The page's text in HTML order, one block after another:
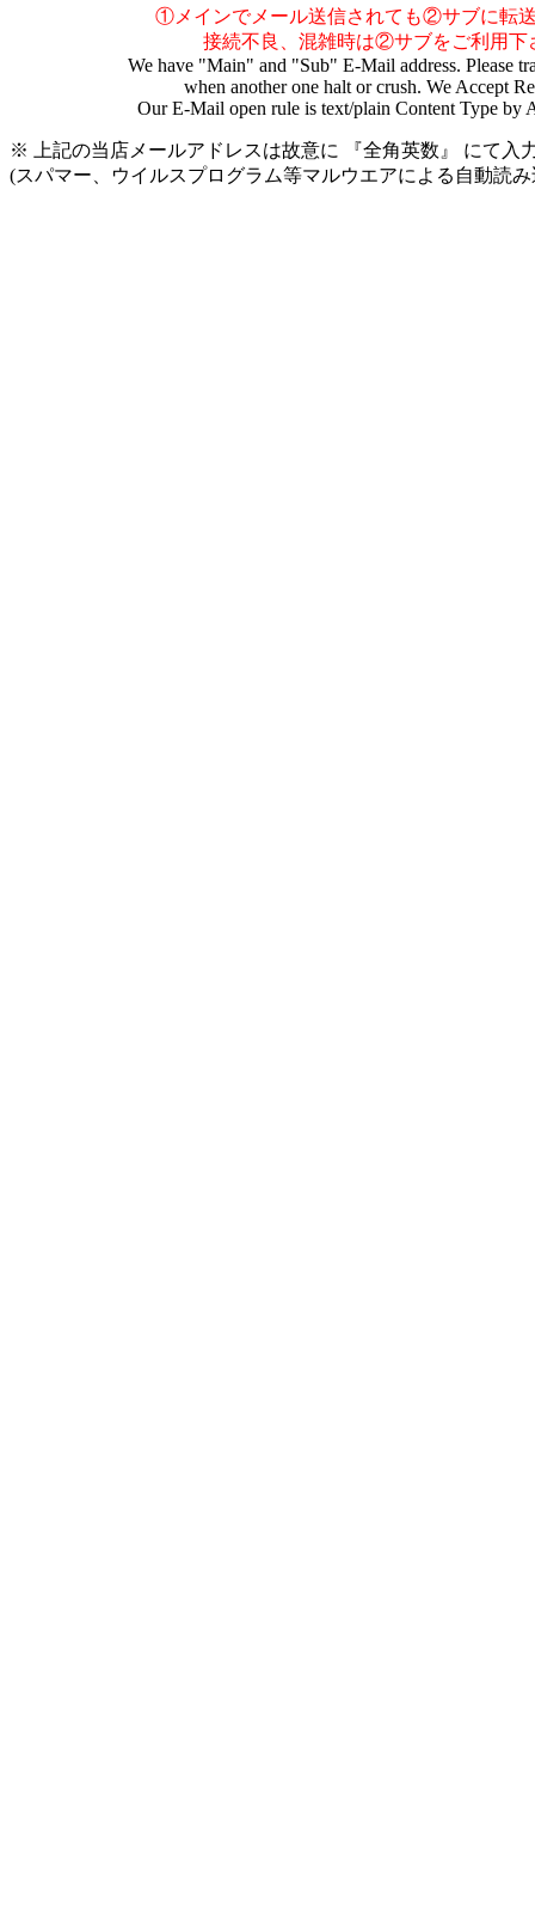
①メインでメール送信されても②サブに転
接続不良、混雑時は②サブをご利用下
We have "Main" and "Sub" E-Mail address. Please
when another one halt or crush. We Accept
Our E-Mail open rule is text/plain Content Type by
※ 上記の当店メールアドレスは故意に 『全角英数』 にて入
(スパマー、ウイルスプログラム等マルウエアによる自動読